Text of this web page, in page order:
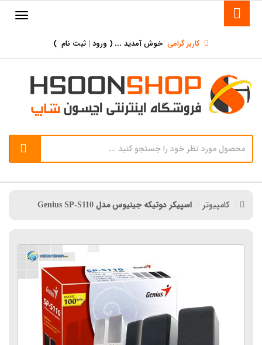
کاربر گرامی خوش آمدید ... ( ورود | ثبت نام )
کامپیوتر اسپیکر دوتیکه جینیوس مدل Genius SP-S110